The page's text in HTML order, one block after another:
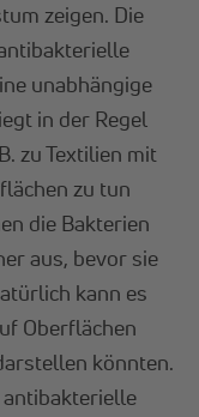
zeigen. Die
unabhängige
in der Regel
zu Textilien mit
zu tun
die Bakterien
aus, bevor sie
kann es
Oberflächen
könnten.
antibakterielle